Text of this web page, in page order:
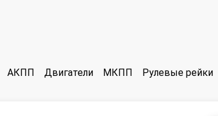
АКПП Двигатели МКПП Рулевые рейки